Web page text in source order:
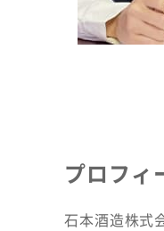
プロフィ
石本酒造株